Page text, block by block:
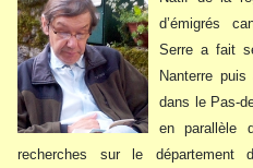
d’émigrés
Serre a fait
Nanterre
dans le Pas-
en parallèle
recherches sur le